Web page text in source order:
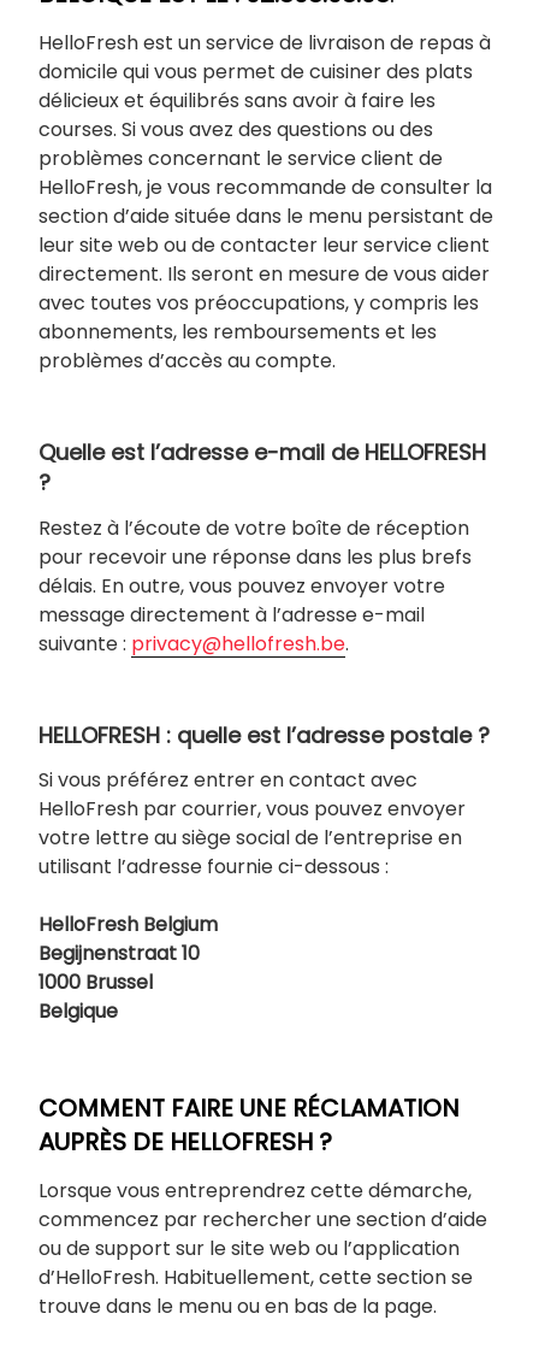
HelloFresh est un service de livraison de repas à
domicile qui vous permet de cuisiner des plats
délicieux et équilibrés sans avoir à faire les
courses. Si vous avez des questions ou des
problèmes concernant le service client de
HelloFresh, je vous recommande de consulter la
section d’aide située dans le menu persistant de
leur site web ou de contacter leur service client
directement. Ils seront en mesure de vous aider
avec toutes vos préoccupations, y compris les
abonnements, les remboursements et les
problèmes d’accès au compte.
Quelle est l’adresse e-mail de HELLOFRESH
?
Restez à l’écoute de votre boîte de réception
pour recevoir une réponse dans les plus brefs
délais. En outre, vous pouvez envoyer votre
message directement à l’adresse e-mail
suivante : privacy@hellofresh.be.
HELLOFRESH : quelle est l’adresse postale ?
Si vous préférez entrer en contact avec
HelloFresh par courrier, vous pouvez envoyer
votre lettre au siège social de l’entreprise en
utilisant l’adresse fournie ci-dessous :
HelloFresh Belgium
Begijnenstraat 10
1000 Brussel
Belgique
COMMENT FAIRE UNE RÉCLAMATION
AUPRÈS DE HELLOFRESH ?
Lorsque vous entreprendrez cette démarche,
commencez par rechercher une section d’aide
ou de support sur le site web ou l’application
d’HelloFresh. Habituellement, cette section se
trouve dans le menu ou en bas de la page.